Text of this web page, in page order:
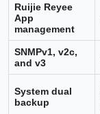
Ruijie Reyee
App
management
SNMPv1, v2c,
and v3
System dual
backup